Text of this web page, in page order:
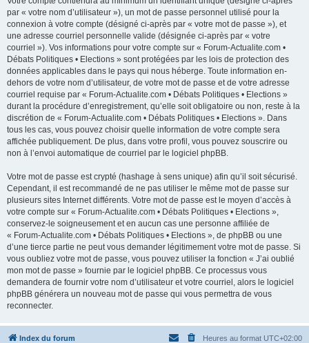
par « votre nom d’utilisateur »), un mot de passe personnel utilisé pour la
connexion à votre compte (désigné ci-après par « votre mot de passe »), et
une adresse courriel personnelle valide (désignée ci-après par « votre
courriel »). Vos informations pour votre compte sur « Forum-Actualite.com •
Débats Politiques • Elections » sont protégées par les lois de protection des
données applicables dans le pays qui nous héberge. Toute information en-
dehors de votre nom d’utilisateur, de votre mot de passe et de votre adresse
courriel requise par « Forum-Actualite.com • Débats Politiques • Elections »
durant la procédure d’enregistrement, qu’elle soit obligatoire ou non, reste à la
discrétion de « Forum-Actualite.com • Débats Politiques • Elections ». Dans
tous les cas, vous pouvez choisir quelle information de votre compte sera
affichée publiquement. De plus, dans votre profil, vous pouvez souscrire ou
non à l’envoi automatique de courriel par le logiciel phpBB.
Votre mot de passe est crypté (hashage à sens unique) afin qu’il soit sécurisé.
Cependant, il est recommandé de ne pas utiliser le même mot de passe sur
plusieurs sites Internet différents. Votre mot de passe est le moyen d’accès à
votre compte sur « Forum-Actualite.com • Débats Politiques • Elections »,
conservez-le soigneusement et en aucun cas une personne affiliée de
« Forum-Actualite.com • Débats Politiques • Elections », de phpBB ou une
d’une tierce partie ne peut vous demander légitimement votre mot de passe. Si
vous oubliez votre mot de passe, vous pouvez utiliser la fonction « J’ai oublié
mon mot de passe » fournie par le logiciel phpBB. Ce processus vous
demandera de fournir votre nom d’utilisateur et votre courriel, alors le logiciel
phpBB générera un nouveau mot de passe qui vous permettra de vous
reconnecter.
Index du forum Heures au format UTC+02:00